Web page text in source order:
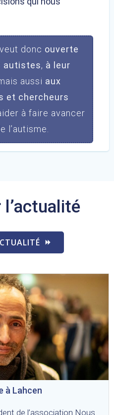
donc ouverte
autistes, à leur
aussi aux
et chercheurs
à faire avancer
l’autisme.
à Lahcen
de l’association Nous